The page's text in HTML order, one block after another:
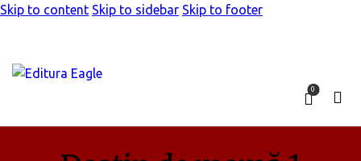
Skip to content Skip to sidebar Skip to footer
0